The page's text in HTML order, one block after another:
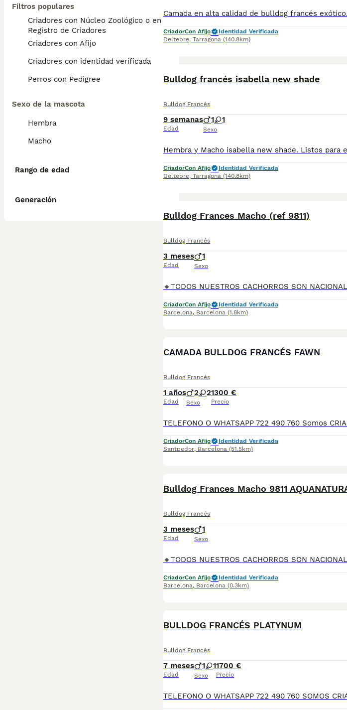
Filtros populares
Criadores con Núcleo Zoológico o en el
Registro de Criadores
Criadores con Afijo
Criadores con identidad verificada
Perros con Pedigree
Sexo de la mascota
Hembra
Macho
Rango de edad
Generación
CriadorCon Afijo
Identidad Verificada
Deltebre, Tarragona (140.8km)
Bulldog francés isabella new shade
Bulldog Francés
9 semanas
Edad
1 1
Sexo
CriadorCon Afijo
Identidad Verificada
Deltebre, Tarragona (140.8km)
Bulldog Frances Macho (ref 9811)
Bulldog Francés
3 meses
Edad
1
Sexo
CriadorCon Afijo
Identidad Verificada
Barcelona, Barcelona (1.8km)
CAMADA BULLDOG FRANCÉS FAWN
Bulldog Francés
1 años
Edad
2 2
Sexo
1300 €
Precio
CriadorCon Afijo
Identidad Verificada
Santpedor, Barcelona (51.5km)
Bulldog Frances Macho 9811
Bulldog Francés
3 meses
Edad
1
Sexo
CriadorCon Afijo
Identidad Verificada
Barcelona, Barcelona (0.3km)
BULLDOG FRANCÉS PLATYNUM
Bulldog Francés
7 meses
Edad
1 1
Sexo
1700 €
Precio